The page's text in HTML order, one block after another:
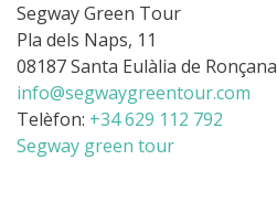
Segway Green Tour
Pla dels Naps, 11
08187 Santa Eulàlia de Ronçana
info@segwaygreentour.com
Telèfon: +34 629 112 792
Segway green tour